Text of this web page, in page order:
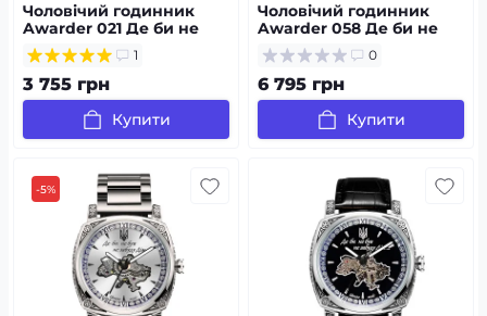
Чоловічий годинник
Awarder 021 Де би не
був Silver Steel1
3 755 грн
Купити
Чоловічий годинник
Awarder 058 Де би не
був Black-White Steel
0
6 795 грн
Купити
-5%